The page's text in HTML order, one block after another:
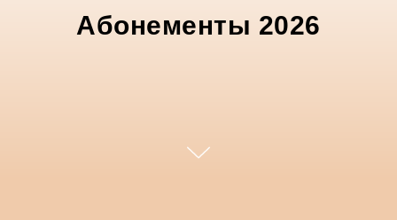
Абонементы 2026